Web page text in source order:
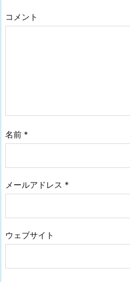
コメント
名前 *
メールアドレス *
ウェブサイト